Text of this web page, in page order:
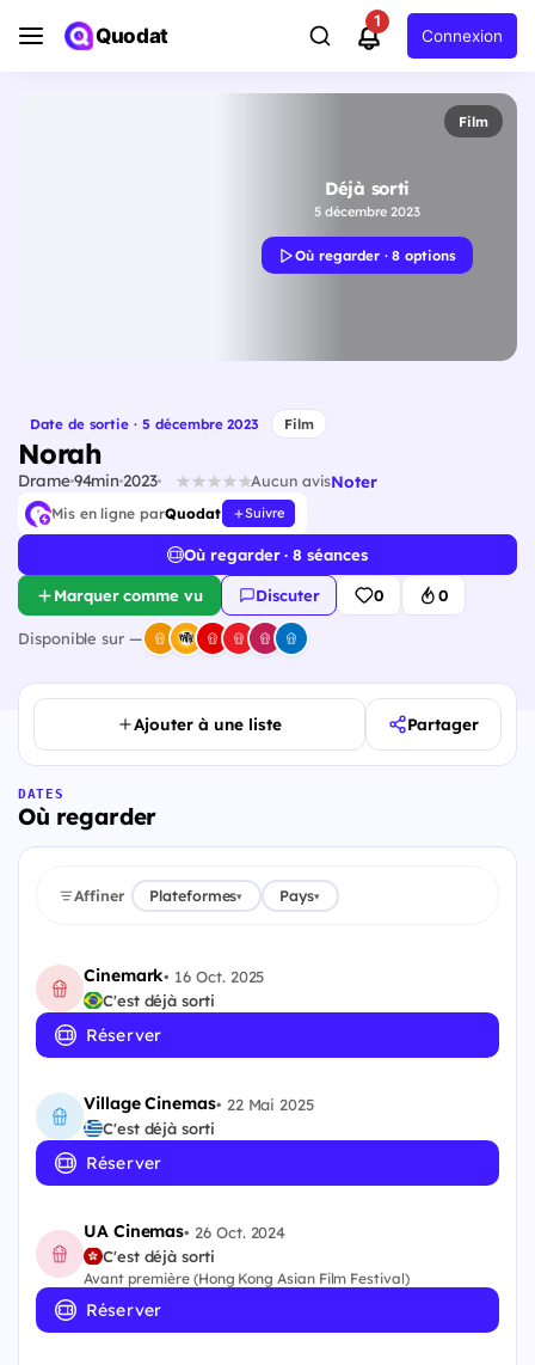
Quodat
1
Connexion
Film
Déjà sorti
5 décembre 2023
Où regarder · 8 options
Date de sortie · 5 décembre 2023 Film
Norah
Drame94min 2023 Aucun avisNoter
Mis en ligne parQuodat Suivre
Où regarder · 8 séances
Marquer comme vu Discuter 0 0
Disponible sur —
Ajouter à une liste Partager
DATES
Où regarder
Affiner Plateformes▾ Pays▾
Cinemark• 16 Oct. 2025
C'est déjà sorti
Réserver
Village Cinemas• 22 Mai 2025
C'est déjà sorti
Réserver
UA Cinemas• 26 Oct. 2024
C'est déjà sorti
Avant première (Hong Kong Asian Film Festival)
Réserver